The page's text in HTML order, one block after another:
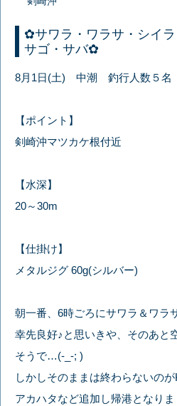
✿サワラ・ワラサ・シイ
サゴ・サバ✿
8月1日(土) 中潮 釣行人数５名
【ポイント】
剣崎沖マツカケ根付近
【水深】
20～30m
【仕掛け】
メタルジグ 60g(シルバー)
朝一番、6時ごろにサワラ＆ワラ
幸先良好♪と思いきや、そのあと
そうで…(-_-; )
しかしそのままは終わらないのが
アカハタなど追加し帰港となり